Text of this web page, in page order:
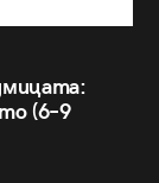
(6–9